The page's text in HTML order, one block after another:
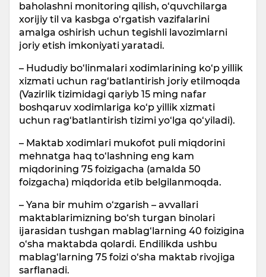
baholashni monitoring qilish, o‘quvchilarga
xorijiy til va kasbga o‘rgatish vazifalarini
amalga oshirish uchun tegishli lavozimlarni
joriy etish imkoniyati yaratadi.
– Hududiy bo‘linmalari xodimlarining ko‘p yillik
xizmati uchun rag‘batlantirish joriy etilmoqda
(Vazirlik tizimidagi qariyb 15 ming nafar
boshqaruv xodimlariga ko‘p yillik xizmati
uchun rag‘batlantirish tizimi yo‘lga qo‘yiladi).
– Maktab xodimlari mukofot puli miqdorini
mehnatga haq to‘lashning eng kam
miqdorining 75 foizigacha (amalda 50
foizgacha) miqdorida etib belgilanmoqda.
– Yana bir muhim o‘zgarish – avvallari
maktablarimizning bo‘sh turgan binolari
ijarasidan tushgan mablag‘larning 40 foizigina
o‘sha maktabda qolardi. Endilikda ushbu
mablag‘larning 75 foizi o‘sha maktab rivojiga
sarflanadi.